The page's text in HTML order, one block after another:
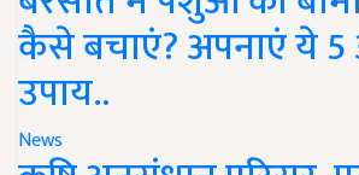
कैसे बचाएं? अपनाएं ये
उपाय..
News